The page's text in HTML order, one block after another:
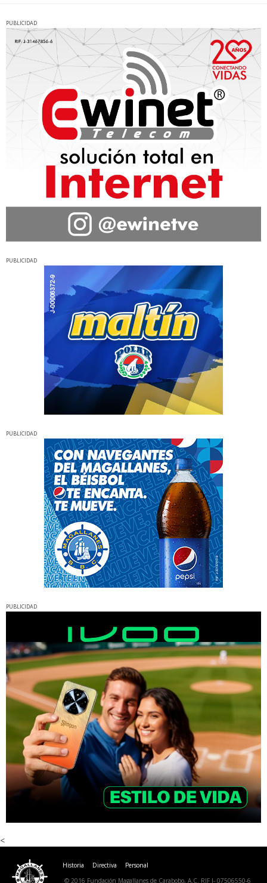
PUBLICIDAD
PUBLICIDAD
PUBLICIDAD
PUBLICIDAD
<
Historia Directiva
Personal
© 2016 Fundación Magallanes de Carabobo, A.C. RIF J- 07506550-6